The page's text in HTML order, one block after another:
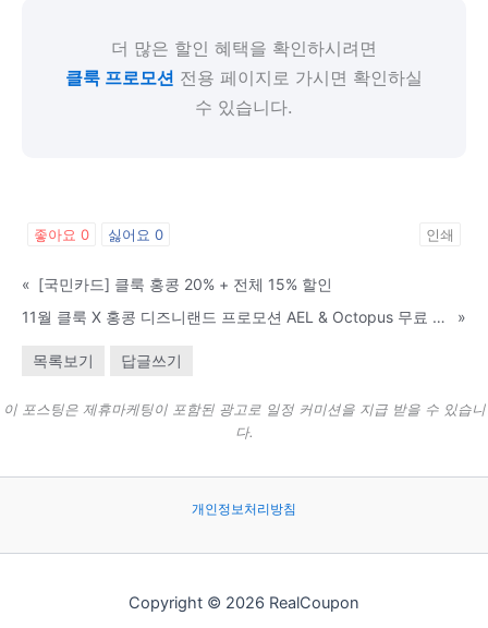
더 많은 할인 혜택을 확인하시려면
클룩 프로모션 전용 페이지로 가시면 확인하실
수 있습니다.
좋아요 0 싫어요 0 인쇄
« [국민카드] 클룩 홍콩 20% + 전체 15% 할인
11월 클룩 X 홍콩 디즈니랜드 프로모션 AEL & Octopus 무료 제공
»
목록보기 답글쓰기
이 포스팅은 제휴마케팅이 포함된 광고로 일정 커미션을 지급 받을 수 있습니
다.
개인정보처리방침
Copyright © 2026 RealCoupon